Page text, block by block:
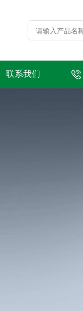
联系我们